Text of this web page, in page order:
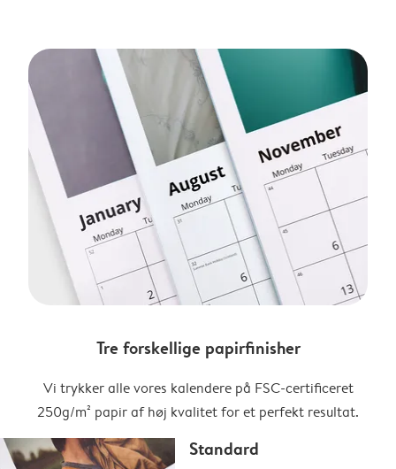
Tre forskellige papirfinisher
Vi trykker alle vores kalendere på FSC-certificeret
250g/m² papir af høj kvalitet for et perfekt resultat.
Standard